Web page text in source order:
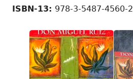
ISBN-13: 978-3-5487-4560-2